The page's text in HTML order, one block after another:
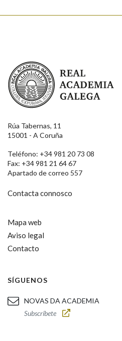
Real Academia Galega
Rúa Tabernas, 11
15001 - A Coruña
Teléfono: +34 981 20 73 08
Fax: +34 981 21 64 67
Apartado de correo 557
Contacta connosco
Mapa web
Aviso legal
Contacto
SÍGUENOS
NOVAS DA ACADEMIA
Subscríbete